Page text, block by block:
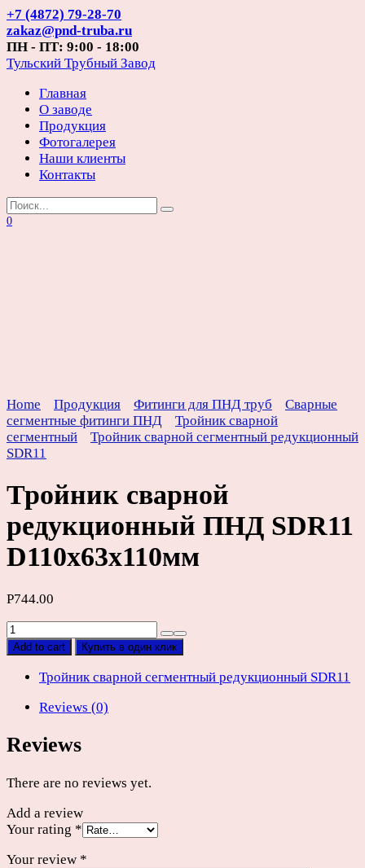
Перейти
к
содержанию
+7 (4872) 79-28-70
zakaz@pnd-truba.ru
ПН - ПТ: 9:00 - 18:00
Тульский Трубный Завод
Главная
О заводе
Продукция
Фотогалерея
Наши клиенты
Контакты
Search
for:
0
Home Продукция Фитинги для ПНД труб
Сварные
сегментные фитинги ПНД
Тройник сварной
сегментный
Тройник сварной сегментный редукционный
SDR11
Тройник сварной
редукционный ПНД SDR11
D110х63х110мм
Р744.00
Тройник
сварной
ПНД
D110х63х110мм
Add to cart Купить в один клик
Тройник сварной сегментный редукционный SDR11
Reviews (0)
Reviews
There are no reviews yet.
Add a review
Your rating *
Your review *